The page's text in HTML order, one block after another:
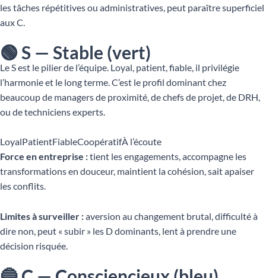
les tâches répétitives ou administratives, peut paraître superficiel
aux C.
🟢 S — Stable (vert)
Le S est le pilier de l’équipe. Loyal, patient, fiable, il privilégie
l’harmonie et le long terme. C’est le profil dominant chez
beaucoup de managers de proximité, de chefs de projet, de DRH,
ou de techniciens experts.
LoyalPatientFiableCoopératifÀ l’écoute
Force en entreprise :tient les engagements, accompagne les
transformations en douceur, maintient la cohésion, sait apaiser
les conflits.
Limites à surveiller :aversion au changement brutal, difficulté à
dire non, peut « subir » les D dominants, lent à prendre une
décision risquée.